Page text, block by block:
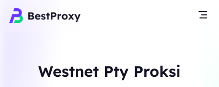
Westnet Pty Proksi